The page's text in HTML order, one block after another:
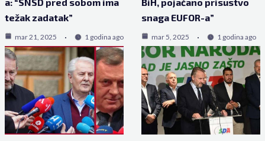
težak zadatak”
mar 21, 2025 1 godina ago
snaga EUFOR-a”
mar 5, 2025 1 godina ago